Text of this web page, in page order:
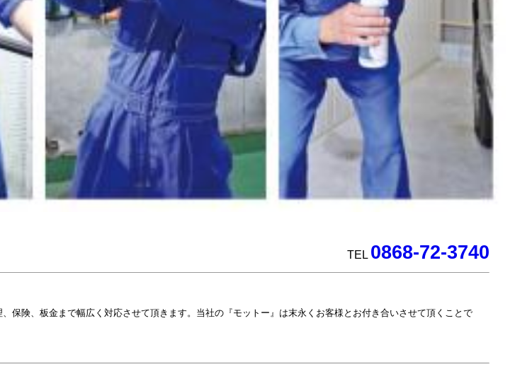
TEL 0868-72-3740
保険、板金まで幅広く対応させて頂きます。当社の『モットー』は末永くお客様とお付き合いさせて頂くことで